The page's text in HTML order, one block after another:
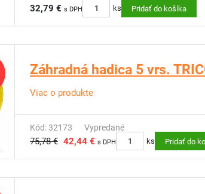
32,79 € s DPH ks Pridať do košíka
Záhradná hadica 5 vrs.
Viac o produkte
Kód: 32173 Vypredané
75,78 € 42,44 € s DPH ks Pridať do